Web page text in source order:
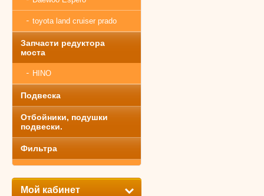
toyota land cruiser prado
Запчасти редуктора
моста
HINO
Подвеска
Отбойники, подушки
подвески.
Фильтра
Мой кабинет